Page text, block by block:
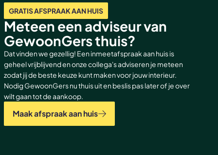
GRATIS AFSPRAAK AAN HUIS
Meteen een adviseur van
GewoonGers thuis?
Dat vinden we gezellig! Een inmeetafspraak aan huis is
geheel vrijblijvend en onze collega's adviseren je meteen
zodat jij de beste keuze kunt maken voor jouw interieur.
Nodig GewoonGers nu thuis uit en beslis pas later of je over
wilt gaan tot de aankoop.
Maak afspraak aan huis